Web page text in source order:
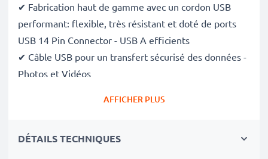
✔ Fabrication haut de gamme avec un cordon USB
performant: flexible, très résistant et doté de ports
USB 14 Pin Connector - USB A efficients
✔ Câble USB pour un transfert sécurisé des données -
Photos et Vidéos
✔ Spécialement conçu pour Panasonic Lumix GH2 GF2
AFFICHER PLUS
DÉTAILS TECHNIQUES